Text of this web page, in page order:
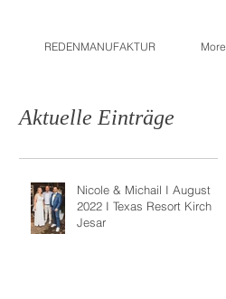
REDENMANUFAKTUR More
Aktuelle Einträge
Nicole & Michail I August
2022 I Texas Resort Kirch
Jesar